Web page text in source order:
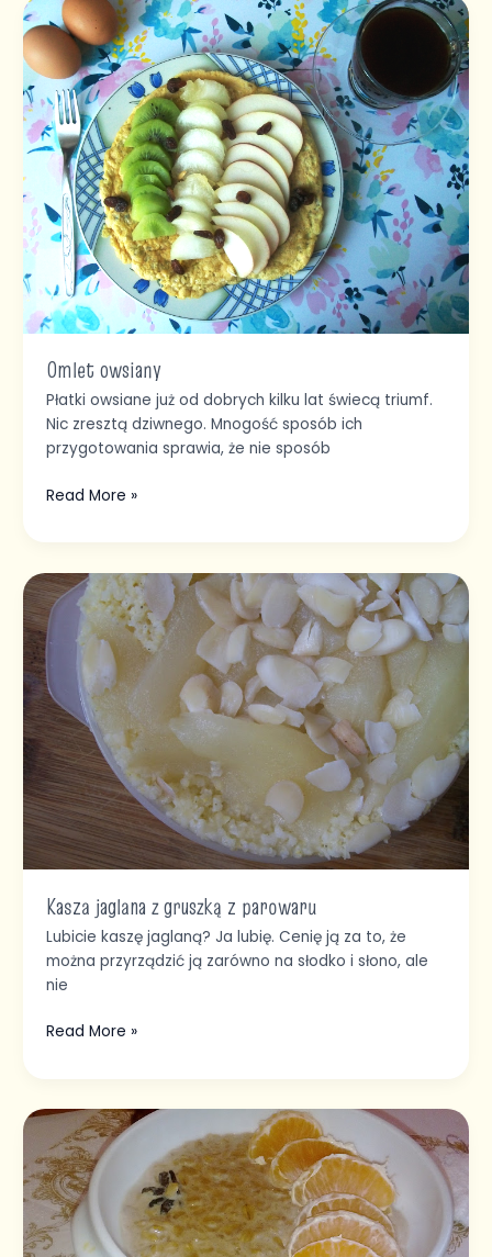
Omlet owsiany
Płatki owsiane już od dobrych kilku lat świecą triumf.
Nic zresztą dziwnego. Mnogość sposób ich
przygotowania sprawia, że nie sposób
Omlet
owsiany
Read More »
Kasza jaglana z gruszką z parowaru
Lubicie kaszę jaglaną? Ja lubię. Cenię ją za to, że
można przyrządzić ją zarówno na słodko i słono, ale
nie
Kasza
jaglana
z
gruszką
z
parowaru
Read More »
Owsianka
zimowa